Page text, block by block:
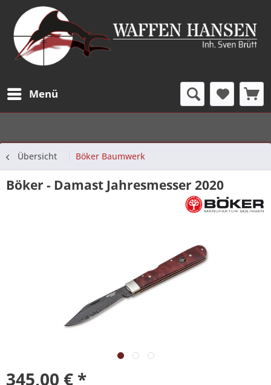
Menü
Übersicht Böker Baumwerk
Böker - Damast Jahresmesser 2020
345,00 € *